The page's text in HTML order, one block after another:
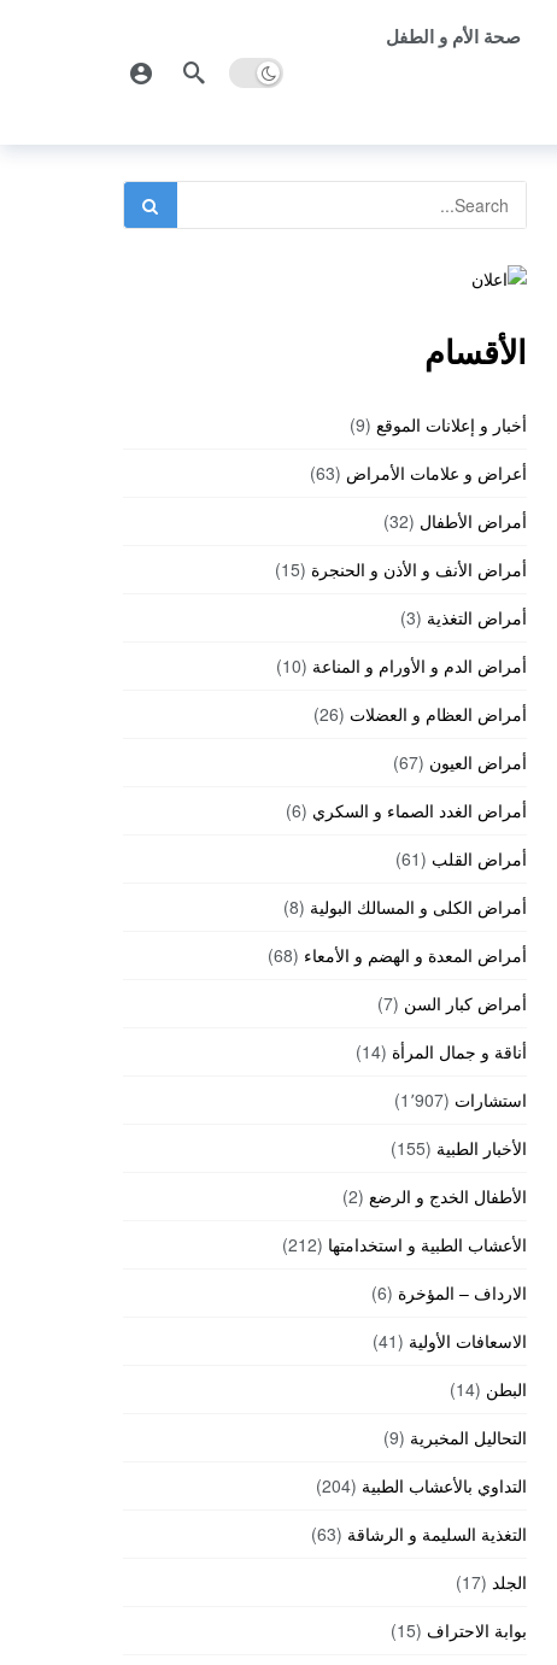
صحة الأم و الطفل
الأقسام
أخبار و إعلانات الموقع (9)
أعراض و علامات الأمراض (63)
أمراض الأطفال (32)
أمراض الأنف و الأذن و الحنجرة (15)
أمراض التغذية (3)
أمراض الدم و الأورام و المناعة (10)
أمراض العظام و العضلات (26)
أمراض العيون (67)
أمراض الغدد الصماء و السكري (6)
أمراض القلب (61)
أمراض الكلى و المسالك البولية (8)
أمراض المعدة و الهضم و الأمعاء (68)
أمراض كبار السن (7)
أناقة و جمال المرأة (14)
استشارات (1٬907)
الأخبار الطبية (155)
الأطفال الخدج و الرضع (2)
الأعشاب الطبية و استخدامتها (212)
الارداف – المؤخرة (6)
الاسعافات الأولية (41)
البطن (14)
التحاليل المخبرية (9)
التداوي بالأعشاب الطبية (204)
التغذية السليمة و الرشاقة (63)
الجلد (17)
بوابة الاحتراف (15)